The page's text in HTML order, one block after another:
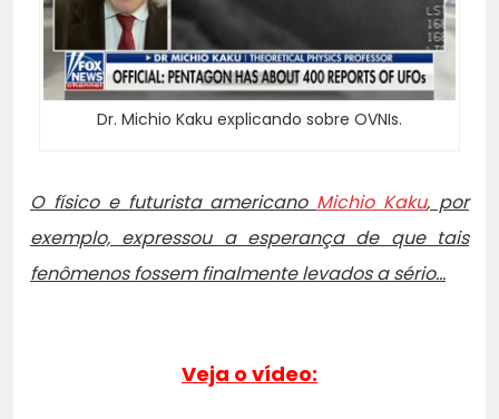
Dr. Michio Kaku explicando sobre OVNIs.
O físico e futurista americano Michio Kaku, por
exemplo, expressou a esperança de que tais
fenômenos fossem finalmente levados a sério…
Veja o vídeo: